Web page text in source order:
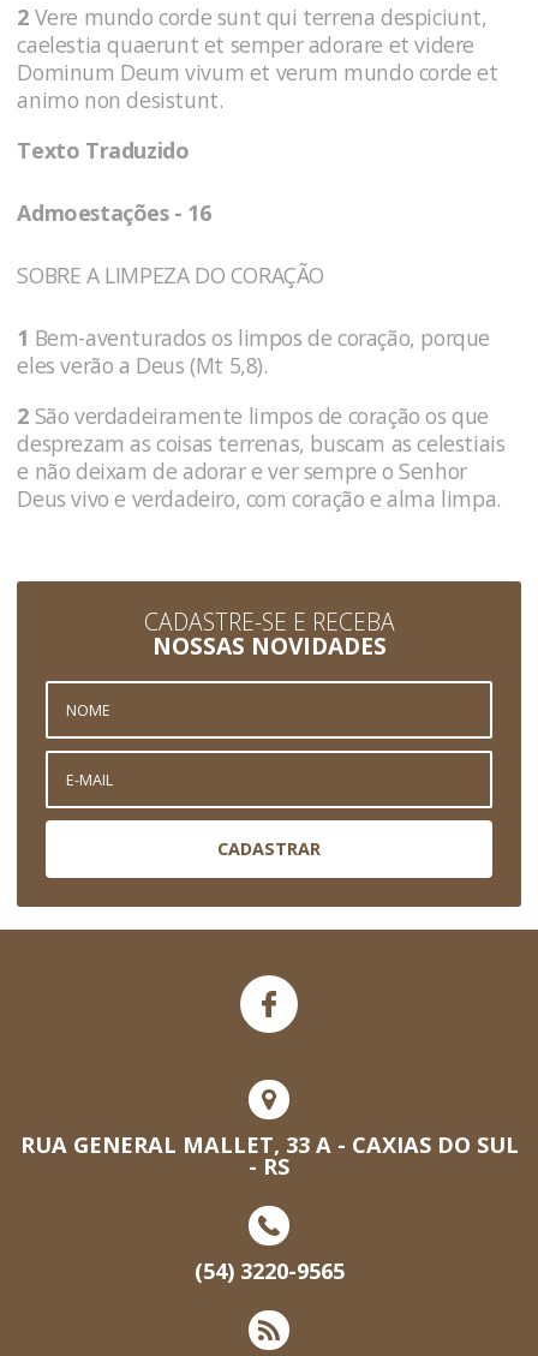
2 Vere mundo corde sunt qui terrena despiciunt,
caelestia quaerunt et semper adorare et videre
Dominum Deum vivum et verum mundo corde et
animo non desistunt.
Texto Traduzido
Admoestações - 16
SOBRE A LIMPEZA DO CORAÇÃO
1 Bem-aventurados os limpos de coração, porque
eles verão a Deus (Mt 5,8).
2 São verdadeiramente limpos de coração os que
desprezam as coisas terrenas, buscam as celestiais
e não deixam de adorar e ver sempre o Senhor
Deus vivo e verdadeiro, com coração e alma limpa.
CADASTRE-SE E RECEBA
NOSSAS NOVIDADES
CADASTRAR
RUA GENERAL MALLET, 33 A - CAXIAS DO SUL
- RS
(54) 3220-9565